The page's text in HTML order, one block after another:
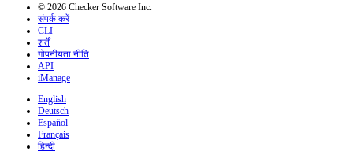
© 2026 Checker Software Inc.
संपर्क करें
CLI
शर्तें
गोपनीयता नीति
API
iManage
English
Deutsch
Español
Français
हिन्दी